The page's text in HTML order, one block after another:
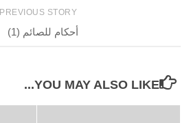
PREVIOUS STORY
أحكام للصائم (1)
YOU MAY ALSO LIKE...